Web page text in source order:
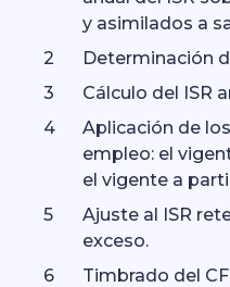
y asimilados a
Determinación
Cálculo del ISR
Aplicación de
empleo: el
el vigente a
Ajuste al ISR
exceso.
Timbrado del